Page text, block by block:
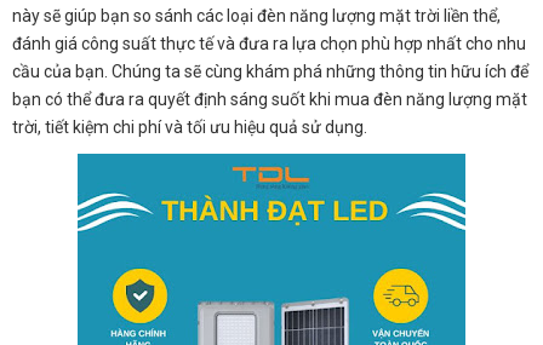
này sẽ giúp bạn so sánh các loại đèn năng lượng mặt trời liền thể,
đánh giá công suất thực tế và đưa ra lựa chọn phù hợp nhất cho nhu
cầu của bạn. Chúng ta sẽ cùng khám phá những thông tin hữu ích để
bạn có thể đưa ra quyết định sáng suốt khi mua đèn năng lượng mặt
trời, tiết kiệm chi phí và tối ưu hiệu quả sử dụng.